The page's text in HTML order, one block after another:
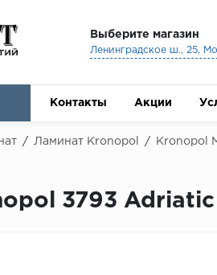
Выберите магазин
Ленинградское ш., 25,
Контакты Акции
/ Ламинат Kronopol / Kronopol
3793 Adriatic